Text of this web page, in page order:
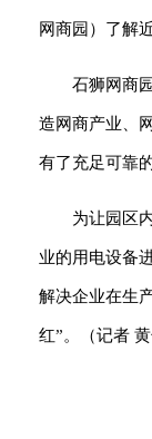
网商园）了解
石狮网商
造网商产业、
有了充足可靠
为让园区
业的用电设备
解决企业在生
红”。（记者